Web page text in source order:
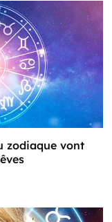
zodiaque vont